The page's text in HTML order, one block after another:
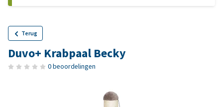
Terug
Duvo+ Krabpaal Becky
0 beoordelingen